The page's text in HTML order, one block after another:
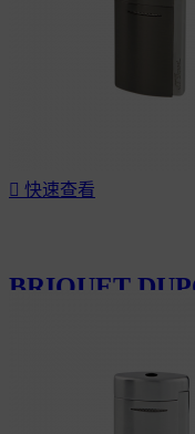
 快速查看
BRIQUET